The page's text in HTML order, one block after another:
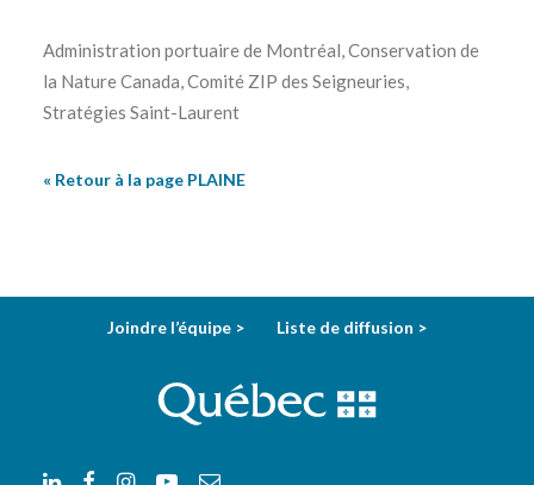
Administration portuaire de Montréal, Conservation de
la Nature Canada, Comité ZIP des Seigneuries,
Stratégies Saint-Laurent
« Retour à la page PLAINE
Joindre l’équipe > Liste de diffusion >